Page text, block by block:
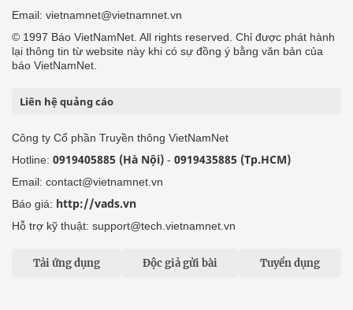
Email: vietnamnet@vietnamnet.vn
© 1997 Báo VietNamNet. All rights reserved. Chỉ được phát hành
lại thông tin từ website này khi có sự đồng ý bằng văn bản của
báo VietNamNet.
Liên hệ quảng cáo
Công ty Cổ phần Truyền thông VietNamNet
Hotline: 0919405885 (Hà Nội) - 0919435885 (Tp.HCM)
Email: contact@vietnamnet.vn
Báo giá: http://vads.vn
Hỗ trợ kỹ thuật: support@tech.vietnamnet.vn
Tải ứng dụng Độc giả gửi bài Tuyển dụng